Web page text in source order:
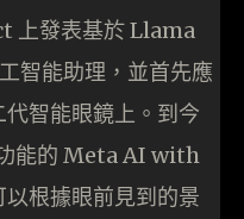
上發表基於 Llama
智能助理，並首先應
智能眼鏡上。到今
能的 Meta AI with
根據眼前見到的景